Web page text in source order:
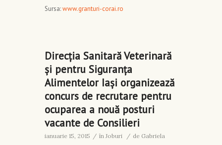
Sursa:www.granturi-corai.ro
Direcția Sanitară Veterinară
și pentru Siguranța
Alimentelor Iași organizează
concurs de recrutare pentru
ocuparea a nouă posturi
vacante de Consilieri
ianuarie 15, 2015 / în Joburi / de Gabriela